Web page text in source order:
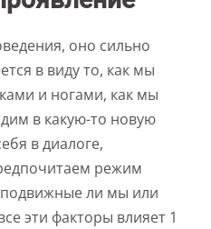
оно сильно
в виду то, как мы
и ногами, как мы
в какую-то новую
в диалоге,
режим
ли мы или
эти факторы влияет 1